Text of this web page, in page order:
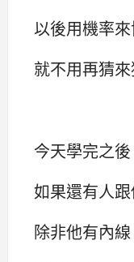
以後用機率
就不用再猜
今天學完之後
如果還有人跟
除非他有內線